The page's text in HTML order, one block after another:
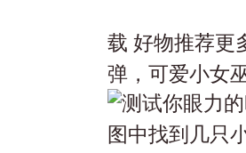
载 好物推荐更
弹，可爱小女